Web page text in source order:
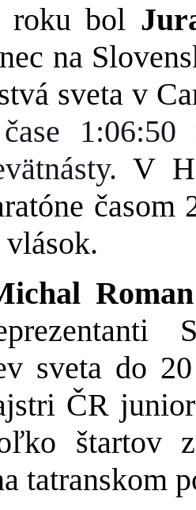
roku bol
na
sveta v
V
sveta do
ČR
štartov
tatranskom